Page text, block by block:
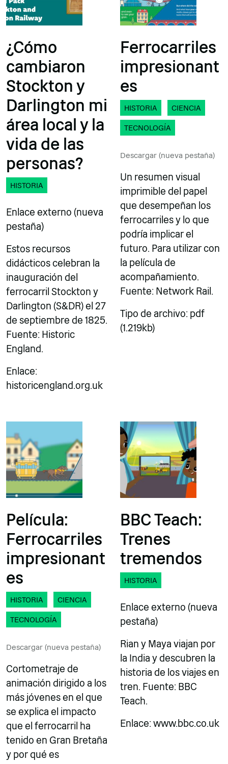
¿Cómo
cambiaron
Stockton y
Darlington mi
área local y la
vida de las
personas?
HISTORIA
Enlace externo (nueva
pestaña)
Estos recursos
didácticos celebran la
inauguración del
ferrocarril Stockton y
Darlington (S&DR) el 27
de septiembre de 1825.
Fuente: Historic
England.
Enlace:
historicengland.org.uk
Ferrocarriles
impresionant
es
HISTORIA CIENCIA
TECNOLOGÍA
Descargar (nueva pestaña)
Un resumen visual
imprimible del papel
que desempeñan los
ferrocarriles y lo que
podría implicar el
futuro. Para utilizar con
la película de
acompañamiento.
Fuente: Network Rail.
Tipo de archivo: pdf
(1.219kb)
Película:
Ferrocarriles
impresionant
es
HISTORIA CIENCIA
TECNOLOGÍA
Descargar (nueva pestaña)
Cortometraje de
animación dirigido a los
más jóvenes en el que
se explica el impacto
que el ferrocarril ha
tenido en Gran Bretaña
y por qué es
BBC Teach:
Trenes
tremendos
HISTORIA
Enlace externo (nueva
pestaña)
Rian y Maya viajan por
la India y descubren la
historia de los viajes en
tren. Fuente: BBC
Teach.
Enlace: www.bbc.co.uk